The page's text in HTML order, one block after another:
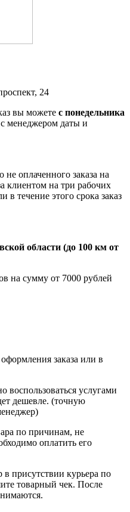
24
вы можете c понедельника
менеджером даты и
оплаченного заказа на
клиентом на три рабочих
в течение этого срока заказ
области (до 100 км от
на сумму от 7000 рублей
заказа или в
воспользоваться услугами
дешевле. (точную
по причинам, не
оплатить его
в присутствии курьера по
товарный чек. После